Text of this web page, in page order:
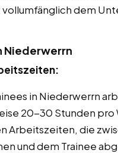
dem
Niederwerrn
in Niederwerrn
20-30 Stunden pro
Arbeitszeiten, die
und dem Trainee